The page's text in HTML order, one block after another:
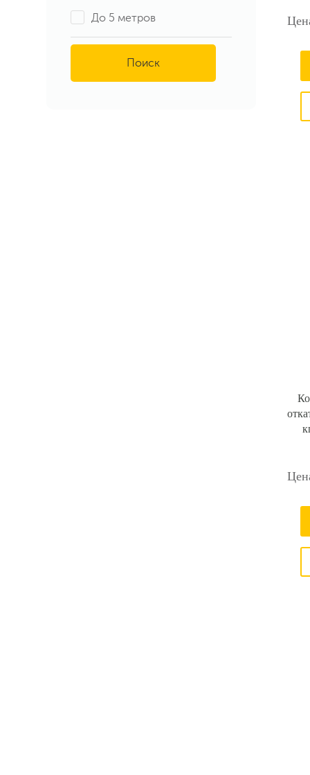
До 5 метров